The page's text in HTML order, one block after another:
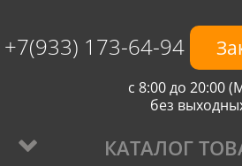
+7(933) 173-64-94
с 8:00 до 20:00
без
КАТАЛОГ